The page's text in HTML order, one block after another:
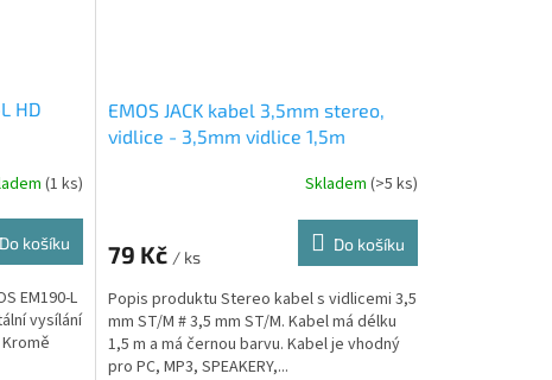
HD
(1 ks)
Do košíku
EM190-L
vysílání
EMOS JACK kabel 3,5mm stereo,
vidlice - 3,5mm vidlice 1,5m
Skladem (>5 ks)
79 Kč / ks
Do košíku
Popis produktu Stereo kabel s vidlicemi 3,5
mm ST/M # 3,5 mm ST/M. Kabel má délku
1,5 m a má černou barvu. Kabel je vhodný
pro PC, MP3, SPEAKERY,...